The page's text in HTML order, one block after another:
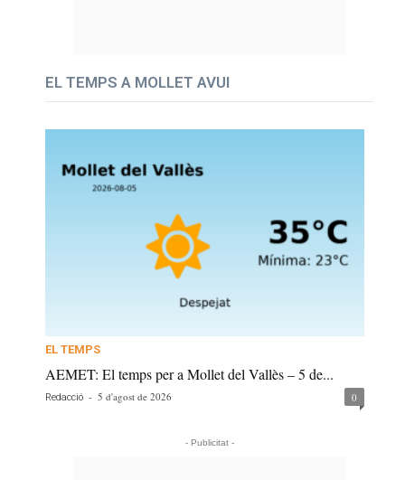
EL TEMPS A MOLLET AVUI
EL TEMPS
AEMET: El temps per a Mollet del Vallès – 5 de...
Redacció - 5 d'agost de 2026 0
- Publicitat -